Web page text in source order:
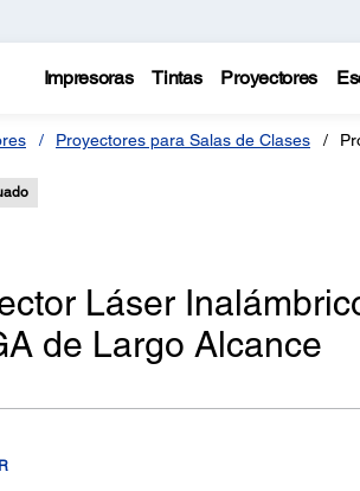
Impresoras Tintas Proyectores
Proyectores para Salas de Clases
Láser
de Largo Alcance